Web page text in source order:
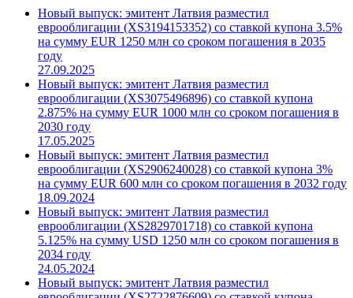
Новый выпуск: эмитент Латвия разместил
еврооблигации (XS3194153352) со ставкой купона 3.5%
на сумму EUR 1250 млн со сроком погашения в 2035
году
27.09.2025
Новый выпуск: эмитент Латвия разместил
еврооблигации (XS3075496896) со ставкой купона
2.875% на сумму EUR 1000 млн со сроком погашения в
2030 году
17.05.2025
Новый выпуск: эмитент Латвия разместил
еврооблигации (XS2906240028) со ставкой купона 3%
на сумму EUR 600 млн со сроком погашения в 2032 году
18.09.2024
Новый выпуск: эмитент Латвия разместил
еврооблигации (XS2829701718) со ставкой купона
5.125% на сумму USD 1250 млн со сроком погашения в
2034 году
24.05.2024
Новый выпуск: эмитент Латвия разместил